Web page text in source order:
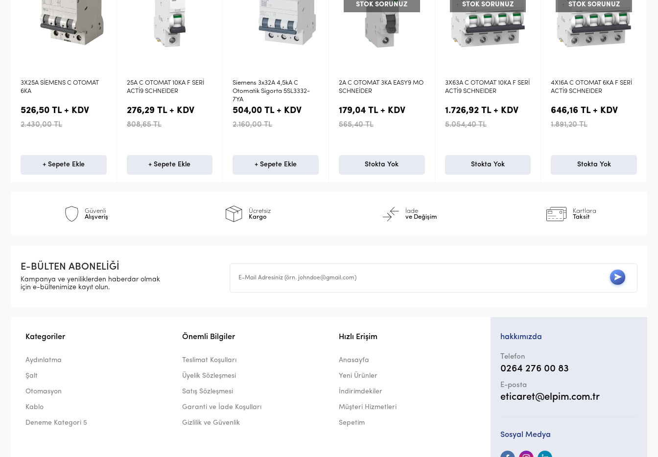
25A C OTOMAT 10KA F SERİ
ACTİ9 SCHNEIDER
276,29 TL + KDV
808,65 TL
+ Sepete Ekle
Siemens 3x32A 4,5kA C
Otomatik Sigorta 5SL3332-
504,00 TL + KDV
2.160,00 TL
+ Sepete Ekle
STOK SORUNUZ
2A C OTOMAT 3KA EASY9 MO
SCHNEİDER
179,04 TL + KDV
565,40 TL
Stokta Yok
STOK SORUNUZ
3X63A C OTOMAT 10KA F SERİ
ACTİ9 SCHNEIDER
1.726,92 TL + KDV
5.054,40 TL
Stokta Yok
STOK SORUNUZ
4X16A C OTOMAT 6KA F SERİ
ACTİ9 SCHNEIDER
646,16 TL + KDV
1.891,20 TL
Stokta Yok
Schneider 20A B 6kA PRO Seri
Otomatik Sigorta EZ9F27120
104,09 TL + KDV
328,72 TL
+ Sepete Ekle
Güvenli
Alışveriş
Ücretsiz
Kargo
İade
ve Değişim
Kartlara
Taksit
E-BÜLTEN ABONELİĞİ
Kampanya ve yeniliklerden haberdar olmak
için e-bültenimize kayıt olun.
Kategoriler
Aydınlatma
Şalt
Otomasyon
Kablo
Deneme Kategori 5
Önemli Bilgiler
Teslimat Koşulları
Üyelik Sözleşmesi
Satış Sözleşmesi
Garanti ve İade Koşulları
Gizlilik ve Güvenlik
Hızlı Erişim
Anasayfa
Yeni Ürünler
İndirimdekiler
Müşteri Hizmetleri
Sepetim
hakkımızda
Telefon
0264 276 00 83
E-posta
eticaret@elpim.com.tr
Sosyal Medya